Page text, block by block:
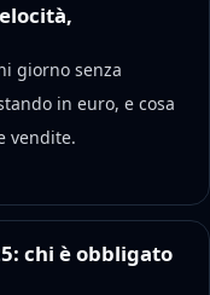
giorno senza
in euro, e cosa
vendite.
chi è obbligato